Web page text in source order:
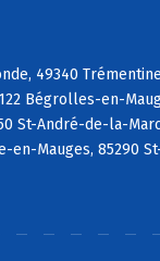
49340
Bégrolles-en-
St-André-de-la-
en-Mauges, 85290